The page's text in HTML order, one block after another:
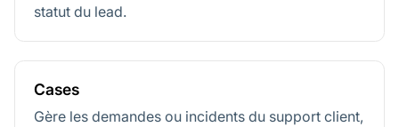
statut du lead.
Cases
Gère les demandes ou incidents du support client,